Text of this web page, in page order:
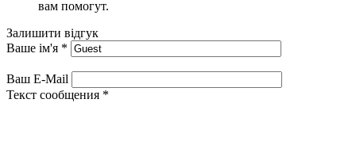
вам помогут.
Залишити відгук
Ваше ім'я *
Ваш E-Mail
Текст сообщения *